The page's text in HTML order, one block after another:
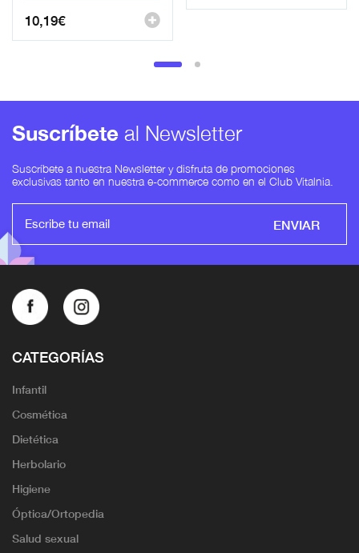
10,19€
Suscríbete al Newsletter
Suscríbete a nuestra Newsletter y disfruta de promociones
exclusivas tanto en nuestra e-commerce como en el Club Vitalnia.
ENVIAR
CATEGORÍAS
Infantil
Cosmética
Dietética
Herbolario
Higiene
Óptica/Ortopedia
Salud sexual